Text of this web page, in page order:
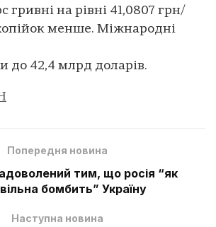
гривні на рівні 41,0807 грн/
менше. Міжнародні
до 42,4 млрд доларів.
Попередня новина
тим, що росія “як
бомбить” Україну
Наступна новина